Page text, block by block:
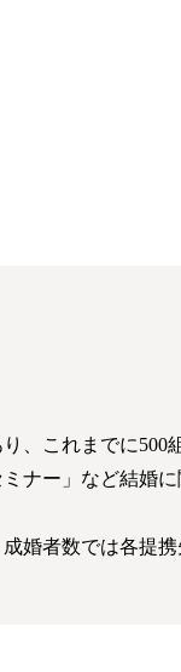
、これまでに500
ナー」など結婚に
婚者数では各提